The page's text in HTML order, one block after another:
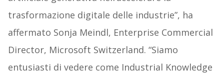
trasformazione digitale delle industrie”, ha
affermato Sonja Meindl, Enterprise Commercial
Director, Microsoft Switzerland. “Siamo
entusiasti di vedere come Industrial Knowledge